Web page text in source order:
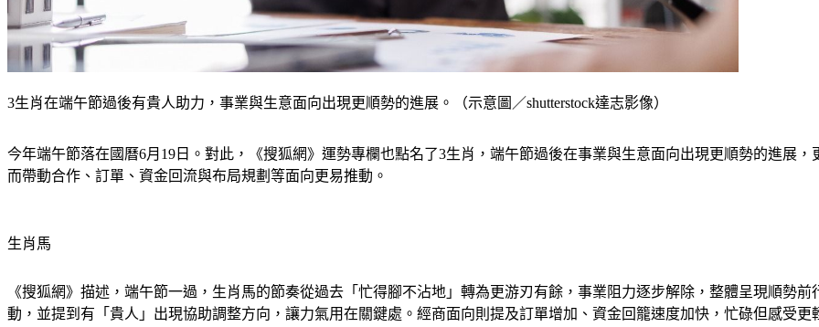
3生肖在端午節過後有貴人助力，事業與生意面向出現更順勢的進展。（示意圖／shutterstock達志影像）
今年端午節落在國曆6月19日。對此，《搜狐網》運勢專欄也點名了3生肖，端午節過後在事業與生意面向出現更順勢的進展
而帶動合作、訂單、資金回流與布局規劃等面向更易推動。
生肖馬
《搜狐網》描述，端午節一過，生肖馬的節奏從過去「忙得腳不沾地」轉為更游刃有餘，事業阻力逐步解除，整體呈現順勢
動，並提到有「貴人」出現協助調整方向，讓力氣用在關鍵處。經商面向則提及訂單增加、資金回籠速度加快，忙碌但感受